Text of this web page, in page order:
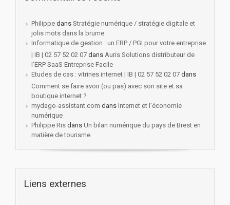
Philippe dans Stratégie numérique / stratégie digitale et
jolis mots dans la brume
Informatique de gestion : un ERP / PGI pour votre entreprise
| IB | 02 57 52 02 07 dans Auris Solutions distributeur de
l’ERP SaaS Entreprise Facile
Etudes de cas : vitrines internet | IB | 02 57 52 02 07 dans
Comment se faire avoir (ou pas) avec son site et sa
boutique internet ?
mydago-assistant.com dans Internet et l’économie
numérique
Philippe Ris dans Un bilan numérique du pays de Brest en
matière de tourisme
Liens externes